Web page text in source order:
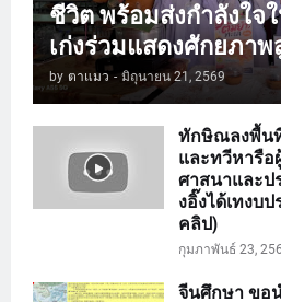
ชีวิต พร้อมส่งกำลังใจ
เก่งร่วมแสดงศักยภาพ
by ตาแมว - มิถุนายน 21, 2569
ทักษิณลงพื้น
และทวีหารือ
ศาสนาและป
งอิ๊งได้เทงบ
คลิป)
กุมภาพันธ์ 23,
จีนศึกษา ขอ